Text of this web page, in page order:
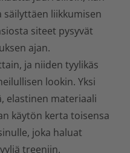
liikkumisen
siteet pysyvät
ajan.
ja niiden tyylikäs
lookin. Yksi
elastinen materiaali
käytön kerta toisensa
joka haluat
treeniin.